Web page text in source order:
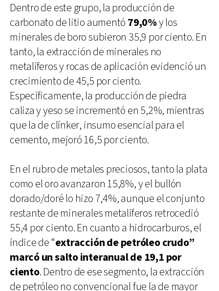
Dentro de este grupo, la producción de
carbonato de litio aumentó 79,0%y los
minerales de boro subieron 35,9 por ciento. En
tanto, la extracción de minerales no
metalíferos y rocas de aplicación evidenció un
crecimiento de 45,5 por ciento.
Específicamente, la producción de piedra
caliza y yeso se incrementó en 5,2%, mientras
que la de clínker, insumo esencial para el
cemento, mejoró 16,5 por ciento.
En el rubro de metales preciosos, tanto la plata
como el oro avanzaron 15,8%, y el bullón
dorado/doré lo hizo 7,4%, aunque el conjunto
restante de minerales metalíferos retrocedió
55,4 por ciento. En cuanto a hidrocarburos, el
índice de “extracción de petróleo crudo”
marcó un salto interanual de 19,1 por
ciento. Dentro de ese segmento, la extracción
de petróleo no convencional fue la de mayor